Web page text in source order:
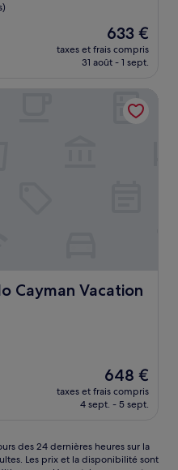
Le
nouveau
prix
de
633 €
633 €
taxes et frais compris
31 août - 1 sept.
Cayman Vacation
Vacation
Le
nouveau
prix
648 €
648 €
taxes et frais compris
4 sept. - 5 sept.
des 24 dernières heures sur la
Les prix et la disponibilité sont